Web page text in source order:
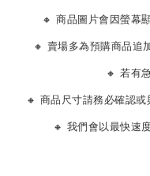
🔸 商品圖片會因螢幕
🔸 賣場多為預購商品追
🔸 若有
🔸 商品尺寸請務必確認或
🔸 我們會以最快速